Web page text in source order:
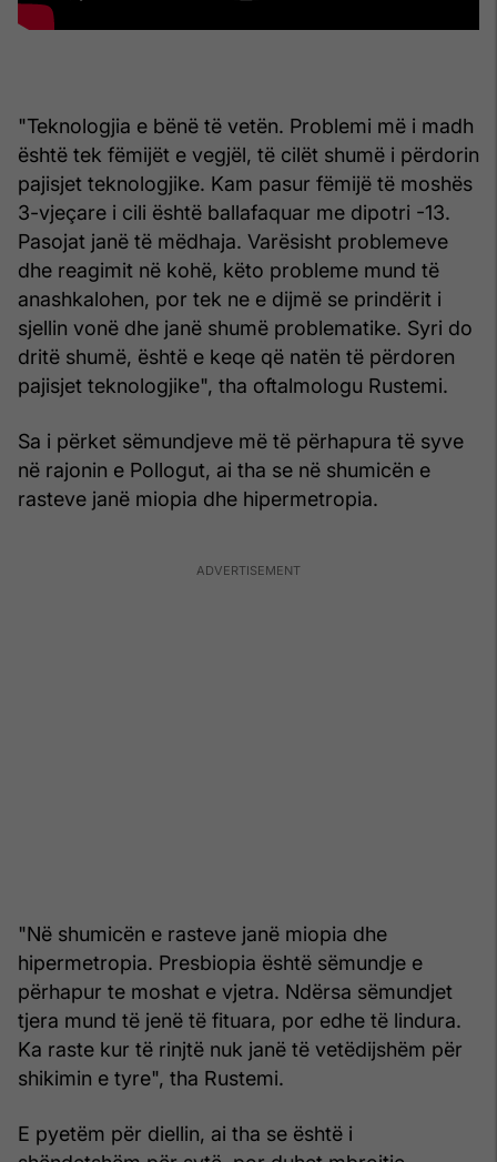
"Teknologjia e bënë të vetën. Problemi më i madh
është tek fëmijët e vegjël, të cilët shumë i përdorin
pajisjet teknologjike. Kam pasur fëmijë të moshës
3-vjeçare i cili është ballafaquar me dipotri -13.
Pasojat janë të mëdhaja. Varësisht problemeve
dhe reagimit në kohë, këto probleme mund të
anashkalohen, por tek ne e dijmë se prindërit i
sjellin vonë dhe janë shumë problematike. Syri do
dritë shumë, është e keqe që natën të përdoren
pajisjet teknologjike", tha oftalmologu Rustemi.
Sa i përket sëmundjeve më të përhapura të syve
në rajonin e Pollogut, ai tha se në shumicën e
rasteve janë miopia dhe hipermetropia.
"Në shumicën e rasteve janë miopia dhe
hipermetropia. Presbiopia është sëmundje e
përhapur te moshat e vjetra. Ndërsa sëmundjet
tjera mund të jenë të fituara, por edhe të lindura.
Ka raste kur të rinjtë nuk janë të vetëdijshëm për
shikimin e tyre", tha Rustemi.
E pyetëm për diellin, ai tha se është i